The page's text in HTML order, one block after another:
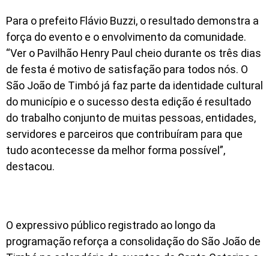
Para o prefeito Flávio Buzzi, o resultado demonstra a
força do evento e o envolvimento da comunidade.
“Ver o Pavilhão Henry Paul cheio durante os três dias
de festa é motivo de satisfação para todos nós. O
São João de Timbó já faz parte da identidade cultural
do município e o sucesso desta edição é resultado
do trabalho conjunto de muitas pessoas, entidades,
servidores e parceiros que contribuíram para que
tudo acontecesse da melhor forma possível”,
destacou.
O expressivo público registrado ao longo da
programação reforça a consolidação do São João de